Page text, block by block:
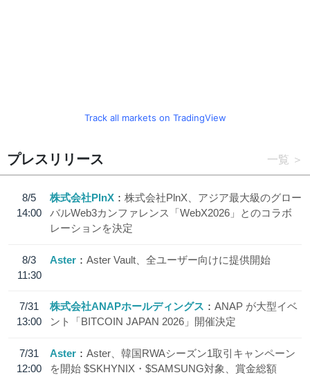
Track all markets on TradingView
プレスリリース 一覧
8/5
14:00
株式会社PlnX
株式会社PlnX、アジア最大級のグロー
バルWeb3カンファレンス「WebX2026」とのコラボ
レーションを決定
8/3
11:30
Aster Aster Vault、全ユーザー向けに提供開始
7/31
13:00
株式会社ANAPホールディングス
ANAP が大型イベ
ント「BITCOIN JAPAN 2026」開催決定
7/31
12:00
Aster
Aster、韓国RWAシーズン1取引キャンペーン
を開始 $SKHYNIX・$SAMSUNG対象、賞金総額